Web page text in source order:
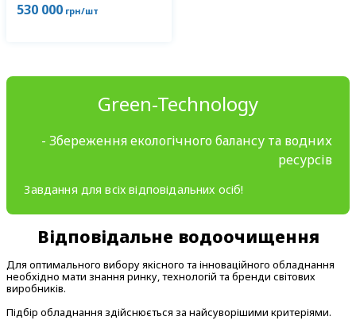
530 000грн/шт
Green-Technology
- Збереження екологічного балансу та водних
ресурсів
Завдання для всіх відповідальних осіб!
Відповідальне водоочищення
Для оптимального вибору якісного та інноваційного обладнання
необхідно мати знання ринку, технологій та бренди світових
виробників.
Підбір обладнання здійснюється за найсуворішими критеріями.